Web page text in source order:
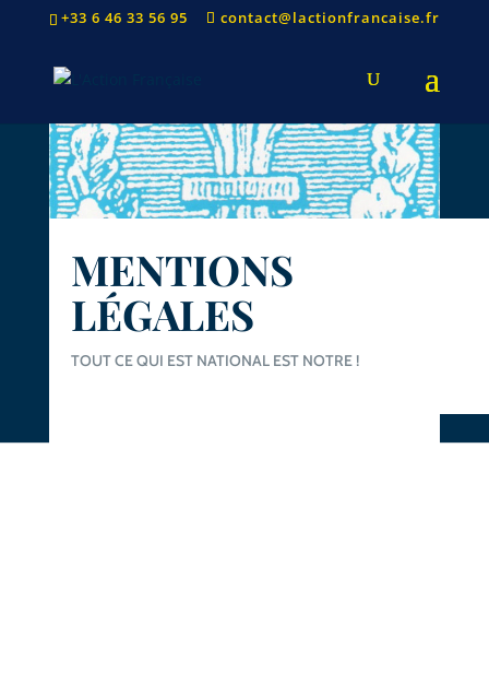
+33 6 46 33 56 95 contact@lactionfrancaise.fr
MENTIONS
LÉGALES
TOUT CE QUI EST NATIONAL EST NOTRE !